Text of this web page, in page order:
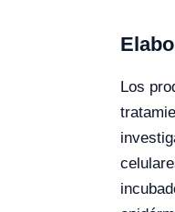
Los